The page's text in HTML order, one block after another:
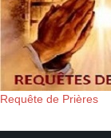
Requête de Prières